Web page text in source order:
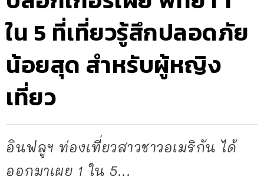
ใน 5 ที่เที่ยวรู้สึกปลอดภัย
น้อยสุด สำหรับผู้หญิง
เที่ยว
อินฟลูฯ ท่องเที่ยวสาวชาวอเมริกัน ได้
ออกมาเผย 1 ใน 5...